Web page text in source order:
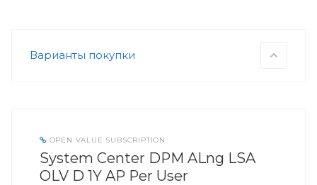
Варианты покупки
OPEN VALUE SUBSCRIPTION
System Center DPM ALng LSA
OLV D 1Y AP Per User